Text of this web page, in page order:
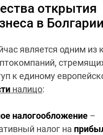
открытия
в Болгарии
является одним
к единому
налицо:
налогообложение –
налог на